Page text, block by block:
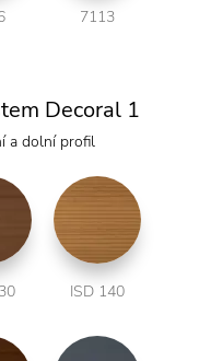
7113
Decoral 1
a dolní profil
ISD 140